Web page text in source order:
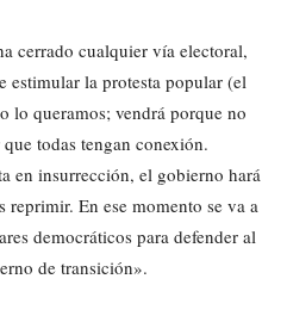
cerrado cualquier vía electoral,
la protesta popular (el
lo queramos; vendrá porque no
todas tengan conexión.
en insurrección, el gobierno hará
reprimir. En ese momento se va a
democráticos para defender al
de transición».